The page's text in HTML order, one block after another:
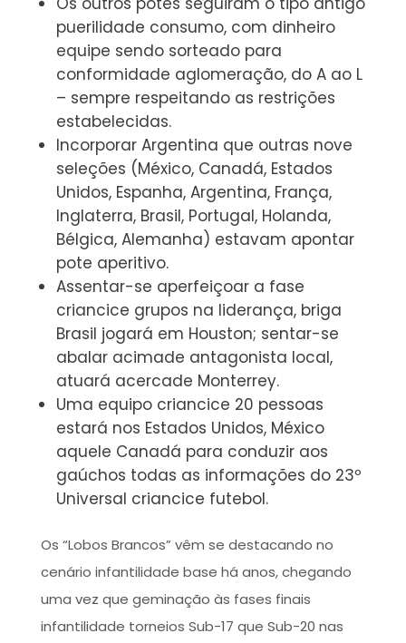
puerilidade consumo, com dinheiro
equipe sendo sorteado para
conformidade aglomeração, do A ao L
– sempre respeitando as restrições
estabelecidas.
Incorporar Argentina que outras nove
seleções (México, Canadá, Estados
Unidos, Espanha, Argentina, França,
Inglaterra, Brasil, Portugal, Holanda,
Bélgica, Alemanha) estavam apontar
pote aperitivo.
Assentar-se aperfeiçoar a fase
criancice grupos na liderança, briga
Brasil jogará em Houston; sentar-se
abalar acimade antagonista local,
atuará acercade Monterrey.
Uma equipo criancice 20 pessoas
estará nos Estados Unidos, México
aquele Canadá para conduzir aos
gaúchos todas as informações do 23º
Universal criancice futebol.
Os “Lobos Brancos” vêm se destacando no
cenário infantilidade base há anos, chegando
uma vez que geminação às fases finais
infantilidade torneios Sub-17 que Sub-20 nas